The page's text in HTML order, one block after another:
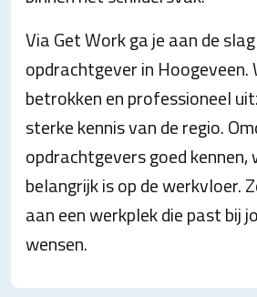
Via Get Work ga je aan de
opdrachtgever in Hoogeveen.
betrokken en professioneel
sterke kennis van de regio.
opdrachtgevers goed
belangrijk is op de werkvloer.
aan een werkplek die past bij
wensen.